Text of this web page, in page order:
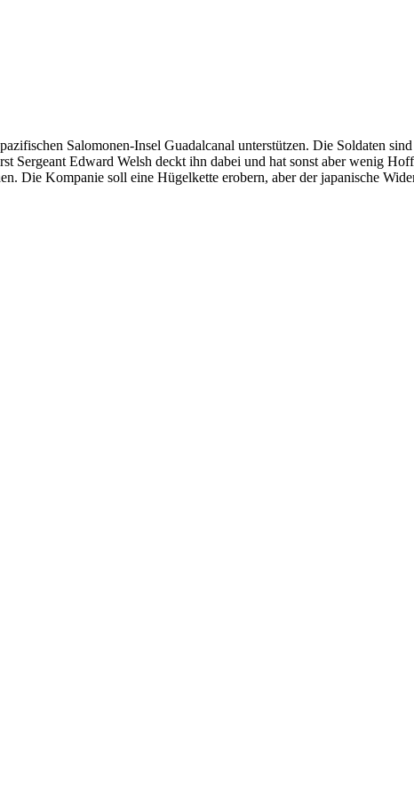
Salomonen-Insel Guadalcanal unterstützen. Die Soldaten
Sergeant Edward Welsh deckt ihn dabei und hat sonst aber wenig
Die Kompanie soll eine Hügelkette erobern, aber der japanische